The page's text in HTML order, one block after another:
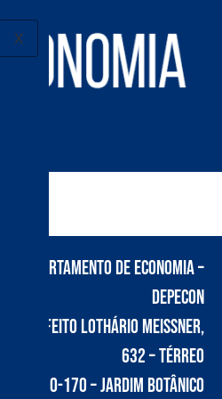
X
Departamento de Economia –
DEPECON
Av. Prefeito Lothário Meissner,
632 – térreo
CEP: 80210-170 – Jardim Botânico